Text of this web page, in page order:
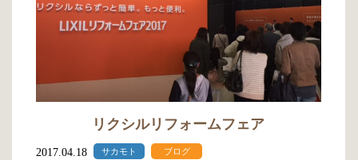
リクシルリフォームフェア
2017.04.18 サカモト ブログ